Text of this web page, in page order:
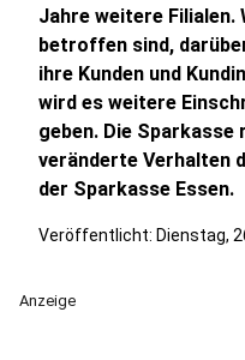
Jahre weitere Filialen.
betroffen sind,
ihre Kunden und
wird es weitere
geben. Die
veränderte Verhalten
der Sparkasse Essen.
Veröffentlicht: Dienstag,
Anzeige